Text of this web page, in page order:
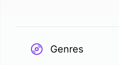
Genres